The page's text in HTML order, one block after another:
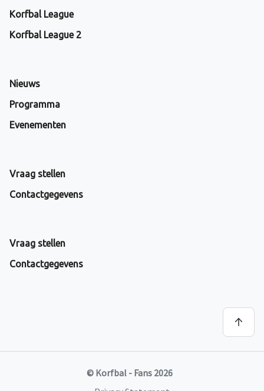
Korfbal League
Korfbal League 2
Nieuws
Programma
Evenementen
Vraag stellen
Contactgegevens
Vraag stellen
Contactgegevens
© Korfbal - Fans 2026